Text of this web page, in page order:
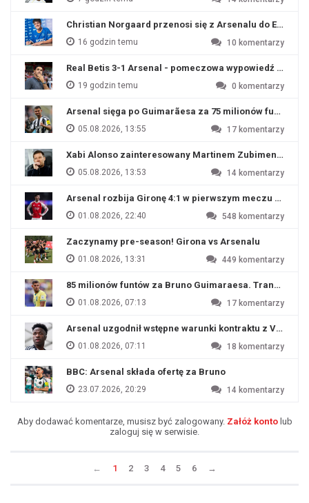
Christian Norgaard przenosi się z Arsenalu do
16 godzin temu 10 komentarzy
Real Betis 3-1 Arsenal - pomeczowa wypowiedź Artety
19 godzin temu 0 komentarzy
Arsenal sięga po Guimarãesa za 75 milionów funtów
05.08.2026, 13:55 17 komentarzy
Xabi Alonso zainteresowany Martinem Zubimendim
05.08.2026, 13:53 14 komentarzy
Arsenal rozbija Gironę 4:1 w pierwszym meczu
01.08.2026, 22:40 548 komentarzy
Zaczynamy pre-season! Girona vs Arsenalu
01.08.2026, 13:31 449 komentarzy
85 milionów funtów za Bruno Guimaraesa. Transfer
01.08.2026, 07:13 17 komentarzy
Arsenal uzgodnił wstępne warunki kontraktu z
01.08.2026, 07:11 18 komentarzy
BBC: Arsenal składa ofertę za Bruno
23.07.2026, 20:29 14 komentarzy
Aby dodawać komentarze, musisz być zalogowany. Załóż kontolub
zaloguj się w serwisie.
← 1 2 3 4 5 6 →